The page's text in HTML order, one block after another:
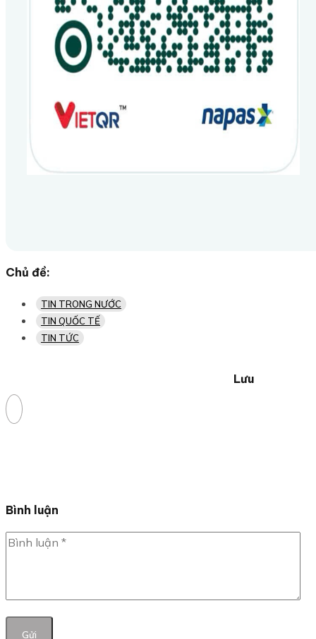
Chủ đề:
TIN TRONG NƯỚC
TIN QUỐC TẾ
TIN TỨC
Lưu
Bình luận